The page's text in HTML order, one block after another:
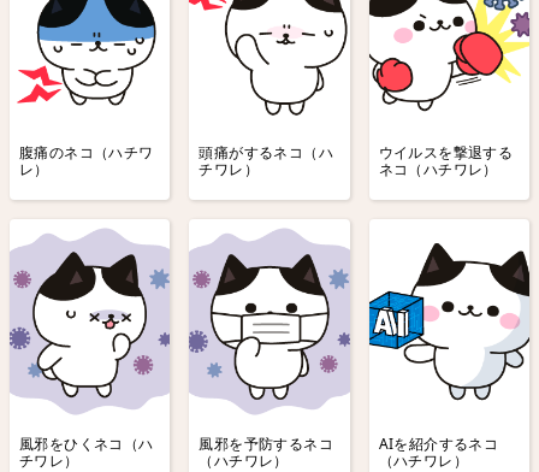
腹痛のネコ（ハチワ
レ）
頭痛がするネコ（ハ
チワレ）
ウイルスを撃退する
ネコ（ハチワレ）
風邪をひくネコ（ハ
チワレ）
風邪を予防するネコ
（ハチワレ）
AIを紹介するネコ
（ハチワレ）